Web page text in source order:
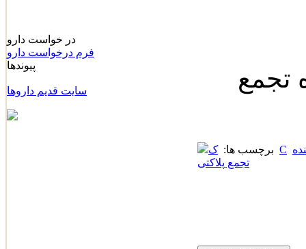
در خواست دارو
فرم درخواست دارو
پیوندها
سايت قديم داروها تجمع
برچسب ها:ک C
تجمع پلاکتی